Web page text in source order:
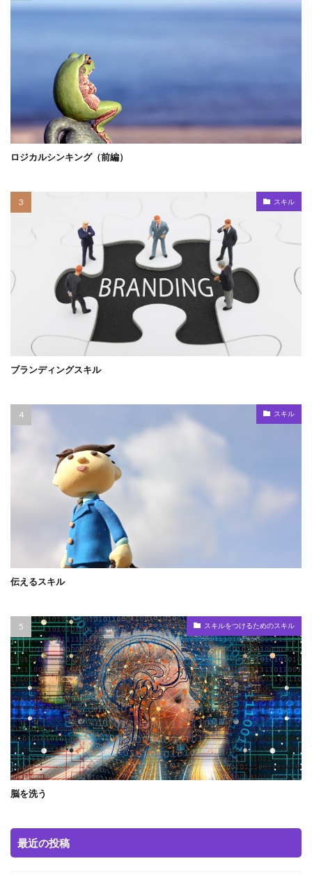
ロジカルシンキング（前編）
スキル
ブランディングスキル
スキル
伝えるスキル
スキルをつけるためのスキル
脳を洗う
最近の投稿